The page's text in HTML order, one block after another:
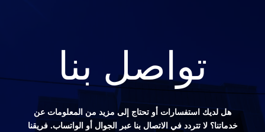
تواصل بنا
هل لديك استفسارات أو تحتاج إلى مزيد من المعلومات عن
خدماتنا؟ لا تتردد في الاتصال بنا عبر الجوال أو الواتساب. فريقنا